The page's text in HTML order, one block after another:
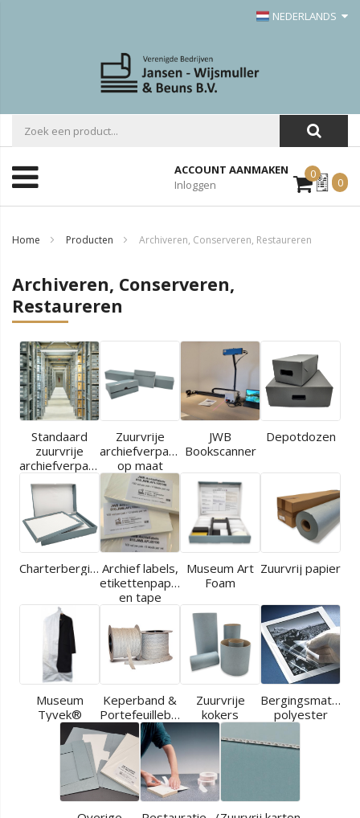
NEDERLANDS
ACCOUNT AANMAKEN
Inloggen
0Mijn
Offerte
0
Home Producten Archiveren, Conserveren, Restaureren
Archiveren, Conserveren,
Restaureren
Standaard
zuurvrije
archiefverpakkingen
Zuurvrije
archiefverpakkingen
op maat
JWB
Bookscanner
Depotdozen
Charterbergingen Archief labels,
etikettenpapier
en tape
Museum Art
Foam
Zuurvrij papier
Museum
Tyvek®
Keperband &
Portefeuilleband
Zuurvrije
kokers
polyester